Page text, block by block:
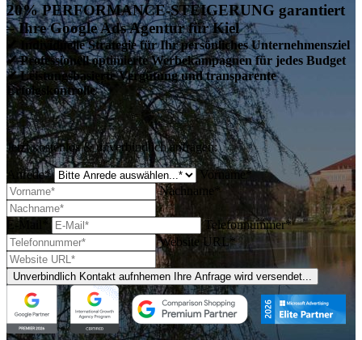
20% PERFORMANCE-STEIGERUNG garantiert
– Ihre Google Ads Agentur für Kiel
✔ Individuelle Strategie für Ihr persönliches Unternehmensziel
✔ Professionell optimierte Werbekampagnen für jedes Budget
✔ Leistungsbasierte Vergütung und transparente
Erfolgskontrolle
Jetzt kostenlos & unverbindlich anfragen:
Anrede*
Vorname*
Nachname*
E-Mail*
Telefonnummer*
Website URL*
Unverbindlich Kontakt aufnhemen Ihre Anfrage wird versendet...